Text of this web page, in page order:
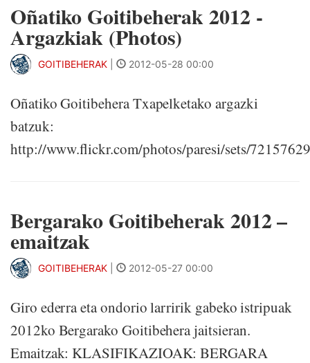
Oñatiko Goitibeherak 2012 -
Argazkiak (Photos)
GOITIBEHERAK 2012-05-28 00:00
Oñatiko Goitibehera Txapelketako argazki
batzuk:
http://www.flickr.com/photos/paresi/sets/
Bergarako Goitibeherak 2012 –
emaitzak
GOITIBEHERAK 2012-05-27 00:00
Giro ederra eta ondorio larririk gabeko istripuak
2012ko Bergarako Goitibehera jaitsieran.
Emaitzak: KLASIFIKAZIOAK: BERGARA